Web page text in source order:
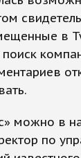
в
поиск
можно в
по